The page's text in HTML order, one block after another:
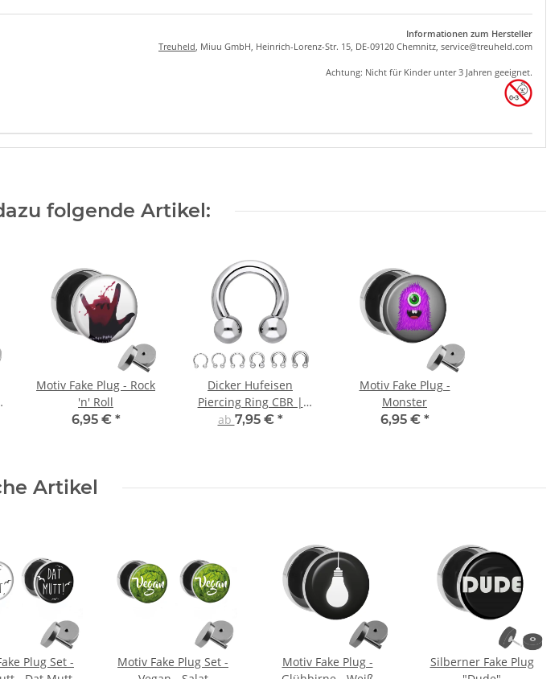
Informationen zum Hersteller
Treuheld, Miuu GmbH, Heinrich-Lorenz-Str. 15, DE-09120 Chemnitz, service@treuheld.com
Achtung: Nicht für Kinder unter 3 Jahren geeignet.
folgende Artikel:
Motiv Fake Plug - Rock
'n' Roll
6,95 € *
Dicker Hufeisen
Piercing Ring CBR |
Chirurgenstahl | Silber
ab 7,95 € *
Motiv Fake Plug -
Monster
6,95 € *
Artikel
Plug Set -
Motiv Fake Plug Set -
Motiv Fake Plug -
Silberner Fake Plug